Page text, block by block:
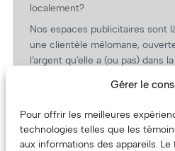
Gérer le
Pour offrir les meilleures
technologies telles que les
aux informations des appareils.
localement?
Nos espaces publicitaires sont
une clientèle mélomane,
l’argent qu’elle a (ou pas) dans
revient.
(Oui, on va avoir des tarifs